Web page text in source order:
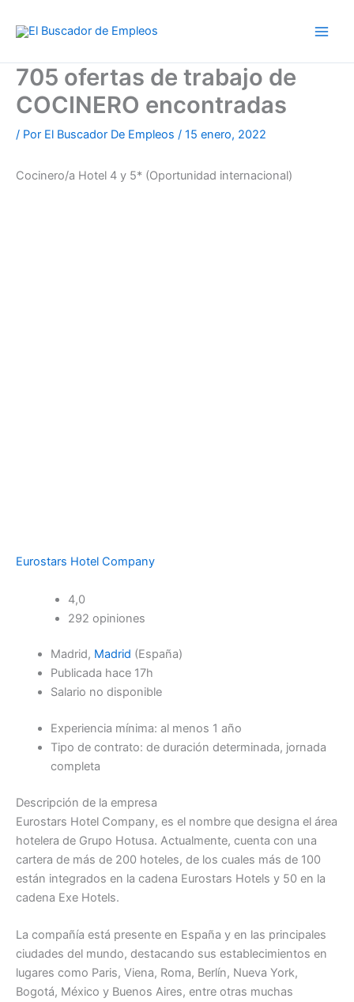
705 ofertas de trabajo de
COCINERO encontradas
/ Por El Buscador De Empleos / 15 enero, 2022
Cocinero/a Hotel 4 y 5* (Oportunidad internacional)
Eurostars Hotel Company
4,0
292 opiniones
Madrid, Madrid (España)
Publicada hace 17h
Salario no disponible
Experiencia mínima: al menos 1 año
Tipo de contrato: de duración determinada, jornada
completa
Descripción de la empresa
Eurostars Hotel Company, es el nombre que designa el área
hotelera de Grupo Hotusa. Actualmente, cuenta con una
cartera de más de 200 hoteles, de los cuales más de 100
están integrados en la cadena Eurostars Hotels y 50 en la
cadena Exe Hotels.
La compañía está presente en España y en las principales
ciudades del mundo, destacando sus establecimientos en
lugares como Paris, Viena, Roma, Berlín, Nueva York,
Bogotá, México y Buenos Aires, entre otras muchas